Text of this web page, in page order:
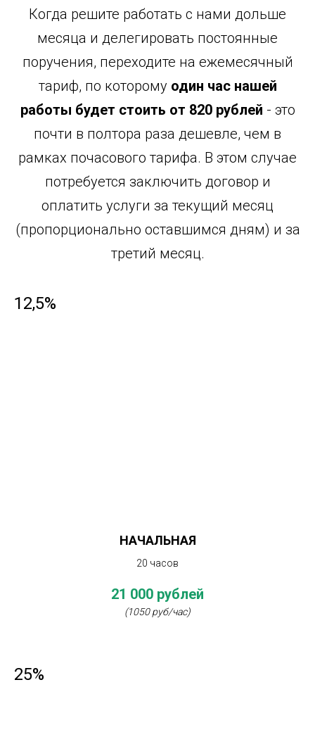
Когда решите работать с нами дольше
месяца и делегировать постоянные
поручения, переходите на ежемесячный
тариф, по которому один час нашей
работы будет стоить от 820 рублей - это
почти в полтора раза дешевле, чем в
рамках почасового тарифа. В этом случае
потребуется заключить договор и
оплатить услуги за текущий месяц
(пропорционально оставшимся дням) и за
третий месяц.
12,5%
НАЧАЛЬНАЯ
20 часов
21 000 рублей
(1050 руб/час)
25%